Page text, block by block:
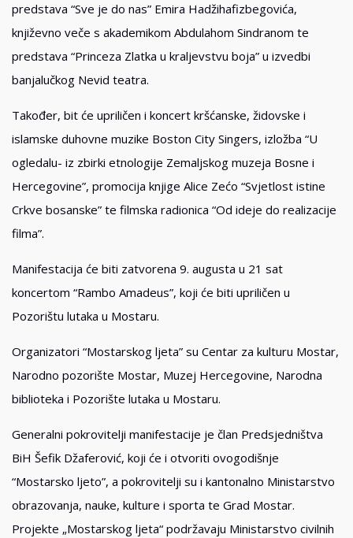
predstava “Sve je do nas” Emira Hadžihafizbegovića,
književno veče s akademikom Abdulahom Sindranom te
predstava “Princeza Zlatka u kraljevstvu boja” u izvedbi
banjalučkog Nevid teatra.
Također, bit će upriličen i koncert kršćanske, židovske i
islamske duhovne muzike Boston City Singers, izložba “U
ogledalu- iz zbirki etnologije Zemaljskog muzeja Bosne i
Hercegovine”, promocija knjige Alice Zećo “Svjetlost istine
Crkve bosanske” te filmska radionica “Od ideje do realizacije
filma”.
Manifestacija će biti zatvorena 9. augusta u 21 sat
koncertom “Rambo Amadeus”, koji će biti upriličen u
Pozorištu lutaka u Mostaru.
Organizatori “Mostarskog ljeta” su Centar za kulturu Mostar,
Narodno pozorište Mostar, Muzej Hercegovine, Narodna
biblioteka i Pozorište lutaka u Mostaru.
Generalni pokrovitelji manifestacije je član Predsjedništva
BiH Šefik Džaferović, koji će i otvoriti ovogodišnje
“Mostarsko ljeto”, a pokrovitelji su i kantonalno Ministarstvo
obrazovanja, nauke, kulture i sporta te Grad Mostar.
Projekte „Mostarskog ljeta“ podržavaju Ministarstvo civilnih